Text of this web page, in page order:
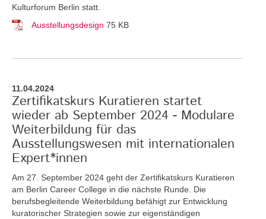
Kulturforum Berlin statt.
Ausstellungsdesign 75 KB
11.04.2024
Zertifikatskurs Kuratieren startet
wieder ab September 2024 - Modulare
Weiterbildung für das
Ausstellungswesen mit internationalen
Expert*innen
Am 27. September 2024 geht der Zertifikatskurs Kuratieren
am Berlin Career College in die nächste Runde. Die
berufsbegleitende Weiterbildung befähigt zur Entwicklung
kuratorischer Strategien sowie zur eigenständigen